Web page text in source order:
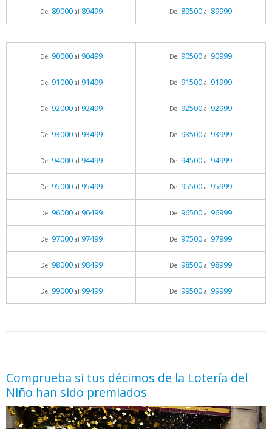
Del 89000al 89499 Del 89500al 89999
Del 90000al 90499 Del 90500al 90999
Del 91000al 91499 Del 91500al 91999
Del 92000al 92499 Del 92500al 92999
Del 93000al 93499 Del 93500al 93999
Del 94000al 94499 Del 94500al 94999
Del 95000al 95499 Del 95500al 95999
Del 96000al 96499 Del 96500al 96999
Del 97000al 97499 Del 97500al 97999
Del 98000al 98499 Del 98500al 98999
Del 99000al 99499 Del 99500al 99999
Comprueba si tus décimos de la Lotería del
Niño han sido premiados